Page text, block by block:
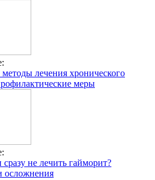
лечения хронического
меры
сразу не лечить гайморит?
осложнения